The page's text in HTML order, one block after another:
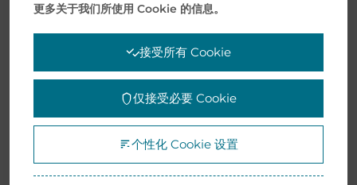
更多关于我们所使用 Cookie 的信息。
接受所有 Cookie
仅接受必要 Cookie
个性化 Cookie 设置